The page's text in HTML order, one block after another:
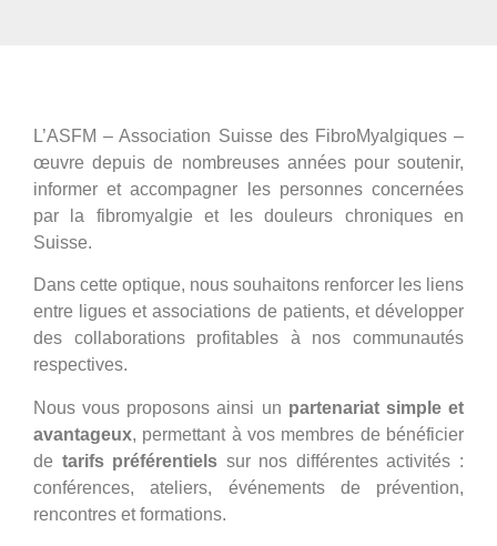
L’ASFM – Association Suisse des FibroMyalgiques –
œuvre depuis de nombreuses années pour soutenir,
informer et accompagner les personnes concernées
par la fibromyalgie et les douleurs chroniques en
Suisse.
Dans cette optique, nous souhaitons renforcer les liens
entre ligues et associations de patients, et développer
des collaborations profitables à nos communautés
respectives.
Nous vous proposons ainsi un partenariat simple et
avantageux, permettant à vos membres de bénéficier
de tarifs préférentiels sur nos différentes activités :
conférences, ateliers, événements de prévention,
rencontres et formations.